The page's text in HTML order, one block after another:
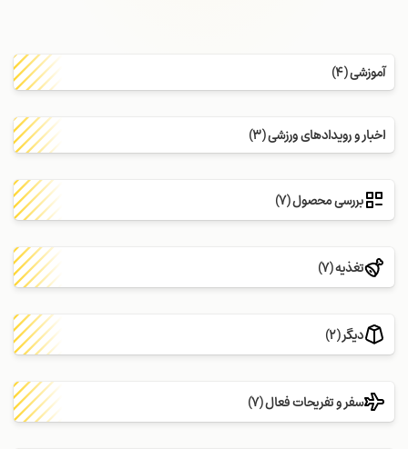
آموزشی (4)
اخبار و رویدادهای ورزشی (3)
بررسی محصول (7)
تغذیه (7)
دیگر (2)
سفر و تفریحات فعال (7)